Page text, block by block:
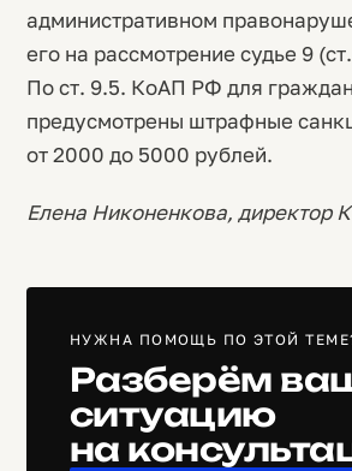
административном
его на рассмотрение судье 9
По ст. 9.5. КоАП РФ для граждан
предусмотрены штрафные
от 2000 до 5000 рублей.
Елена Никоненкова, директор
НУЖНА ПОМОЩЬ ПО ЭТОЙ
Разберём
ситуацию
на